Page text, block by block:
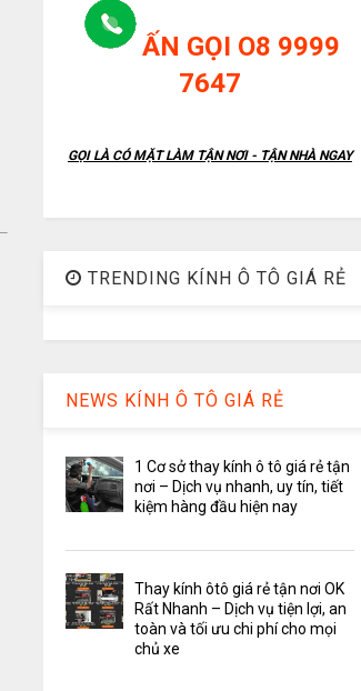
ẤN GỌI O8 9999
7647
GỌI LÀ CÓ MẶT LÀM TẬN NƠI - TẬN NHÀ NGAY
TRENDING KÍNH Ô TÔ GIÁ RẺ
NEWS KÍNH Ô TÔ GIÁ RẺ
1 Cơ sở thay kính ô tô giá rẻ tận
nơi – Dịch vụ nhanh, uy tín, tiết
kiệm hàng đầu hiện nay
Thay kính ôtô giá rẻ tận nơi OK
Rất Nhanh – Dịch vụ tiện lợi, an
toàn và tối ưu chi phí cho mọi
chủ xe